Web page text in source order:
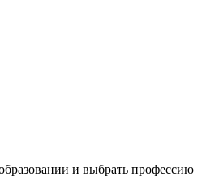
и выбрать профессию